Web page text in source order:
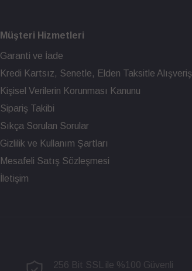
Müşteri Hizmetleri
Garanti ve İade
Kredi Kartsız, Senetle, Elden Taksitle Alışveriş
Kişisel Verilerin Korunması Kanunu
Sipariş Takibi
Sıkça Sorulan Sorular
Gizlilik ve Kullanım Şartları
Mesafeli Satış Sözleşmesi
İletişim
256 Bit SSL ile %100 Güvenli